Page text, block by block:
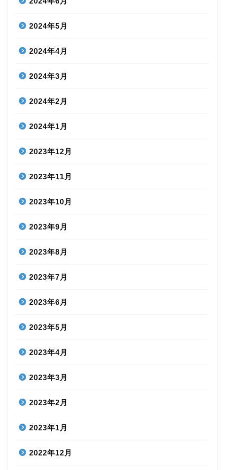
2024年5月
2024年4月
2024年3月
2024年2月
2024年1月
2023年12月
2023年11月
2023年10月
2023年9月
2023年8月
2023年7月
2023年6月
2023年5月
2023年4月
2023年3月
2023年2月
2023年1月
2022年12月